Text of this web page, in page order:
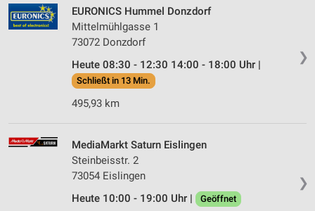
❯
EURONICS Hummel Donzdorf
Mittelmühlgasse 1
73072 Donzdorf
Heute 08:30 - 12:30 14:00 - 18:00 Uhr |
Schließt in 13 Min.
495,93 km
❯
MediaMarkt Saturn Eislingen
Steinbeisstr. 2
73054 Eislingen
Heute 10:00 - 19:00 Uhr |
Geöffnet